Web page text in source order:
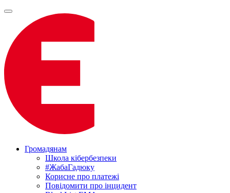
Громадянам
Школа кібербезпеки
#ЖабаГадюку
Корисне про платежі
Повідомити про інцидент